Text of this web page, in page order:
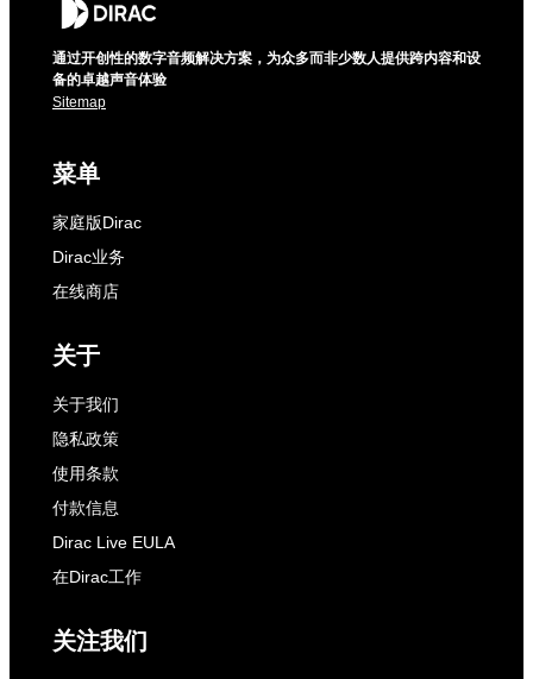
通过开创性的数字音频解决方案，为众多而非少数人提供跨内容和设
备的卓越声音体验
Sitemap
菜单
家庭版Dirac
Dirac业务
在线商店
关于
关于我们
隐私政策
使用条款
付款信息
Dirac Live EULA
在Dirac工作
关注我们